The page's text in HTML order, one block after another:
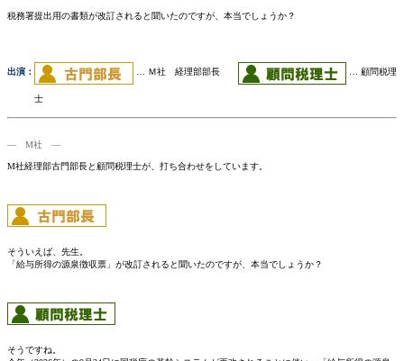
税務署提出用の書類が改訂されると聞いたのですが、本当でしょうか？
出演： … Ｍ社 経理部部長 … 顧問税理
士
― M社 ―
M社経理部古門部長と顧問税理士が、打ち合わせをしています。
そういえば、先生。
「給与所得の源泉徴収票」が改訂されると聞いたのですが、本当でしょうか？
そうですね。